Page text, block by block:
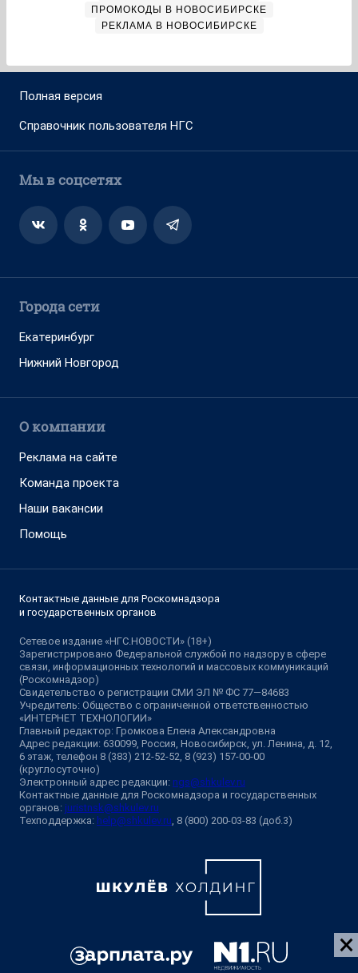
ПРОМОКОДЫ В НОВОСИБИРСКЕ
РЕКЛАМА В НОВОСИБИРСКЕ
Полная версия
Справочник пользователя НГС
Мы в соцсетях
Города сети
Екатеринбург
Нижний Новгород
О компании
Реклама на сайте
Команда проекта
Наши вакансии
Помощь
Контактные данные для Роскомнадзора
и государственных органов
Сетевое издание «НГС.НОВОСТИ» (18+)
Зарегистрировано Федеральной службой по надзору в сфере
связи, информационных технологий и массовых коммуникаций
(Роскомнадзор)
Свидетельство о регистрации СМИ ЭЛ № ФС 77—84683
Учредитель: Общество с ограниченной ответственностью
«ИНТЕРНЕТ ТЕХНОЛОГИИ»
Главный редактор: Громкова Елена Александровна
Адрес редакции: 630099, Россия, Новосибирск, ул. Ленина, д. 12,
6 этаж, телефон 8 (383) 212-52-52, 8 (923) 157-00-00
(круглосуточно)
Электронный адрес редакции: ngs@shkulev.ru
Контактные данные для Роскомнадзора и государственных
органов: juristnsk@shkulev.ru
Техподдержка: help@shkulev.ru , 8 (800) 200-03-83 (доб.3)